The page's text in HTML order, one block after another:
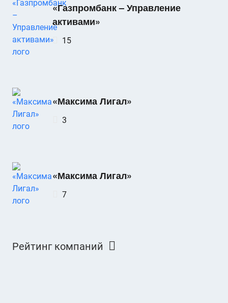
«Газпромбанк – Управление
активами»
15
«Максима Лигал»
3
«Максима Лигал»
7
Рейтинг компаний